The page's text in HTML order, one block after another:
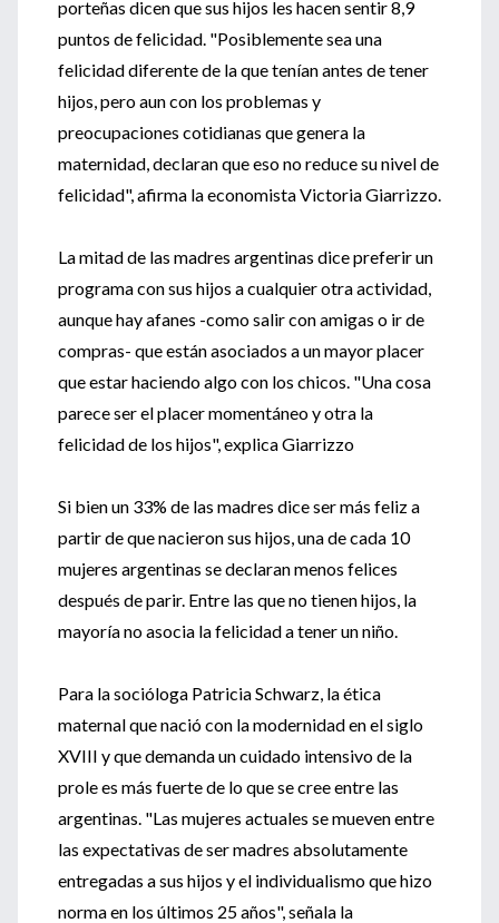
porteñas dicen que sus hijos les hacen sentir 8,9
puntos de felicidad. "Posiblemente sea una
felicidad diferente de la que tenían antes de tener
hijos, pero aun con los problemas y
preocupaciones cotidianas que genera la
maternidad, declaran que eso no reduce su nivel de
felicidad", afirma la economista Victoria Giarrizzo.
La mitad de las madres argentinas dice preferir un
programa con sus hijos a cualquier otra actividad,
aunque hay afanes -como salir con amigas o ir de
compras- que están asociados a un mayor placer
que estar haciendo algo con los chicos. "Una cosa
parece ser el placer momentáneo y otra la
felicidad de los hijos", explica Giarrizzo
Si bien un 33% de las madres dice ser más feliz a
partir de que nacieron sus hijos, una de cada 10
mujeres argentinas se declaran menos felices
después de parir. Entre las que no tienen hijos, la
mayoría no asocia la felicidad a tener un niño.
Para la socióloga Patricia Schwarz, la ética
maternal que nació con la modernidad en el siglo
XVIII y que demanda un cuidado intensivo de la
prole es más fuerte de lo que se cree entre las
argentinas. "Las mujeres actuales se mueven entre
las expectativas de ser madres absolutamente
entregadas a sus hijos y el individualismo que hizo
norma en los últimos 25 años", señala la